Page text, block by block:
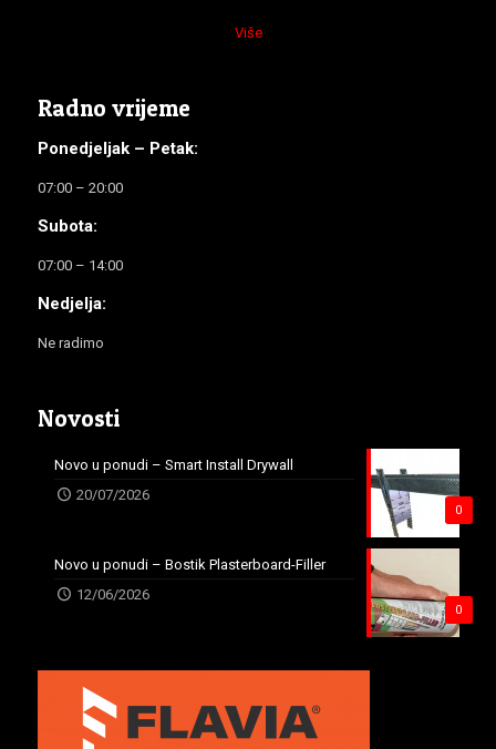
Više
Radno vrijeme
Ponedjeljak – Petak:
07:00 – 20:00
Subota:
07:00 – 14:00
Nedjelja:
Ne radimo
Novosti
0
Novo u ponudi – Smart Install Drywall
20/07/2026
0
Novo u ponudi – Bostik Plasterboard-Filler
12/06/2026